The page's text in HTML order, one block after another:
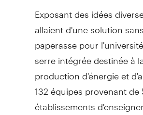
Exposant des idées
allaient d'une solution sans
paperasse pour
serre intégrée destinée à
production d'énergie et
132 équipes provenant de
établissements